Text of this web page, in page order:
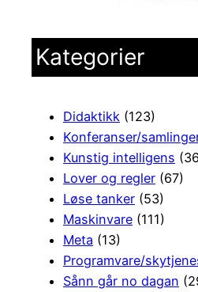
Kategorier
Didaktikk (123)
Konferanser/
Kunstig intelligens
Lover og regler (67)
Løse tanker (53)
Maskinvare (111)
Meta (13)
Programvare/
Sånn går no dagan